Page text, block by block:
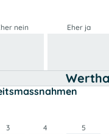
nein Eher ja
3 4 5